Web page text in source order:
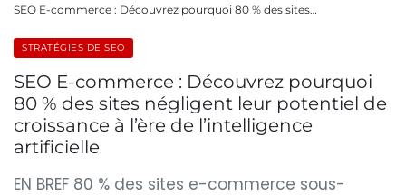
SEO E-commerce : Découvrez pourquoi 80 % des sites…
STRATÉGIES DE SEO
SEO E-commerce : Découvrez pourquoi
80 % des sites négligent leur potentiel de
croissance à l’ère de l’intelligence
artificielle
EN BREF 80 % des sites e-commerce sous-